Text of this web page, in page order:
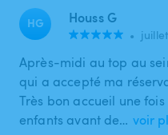
HG Houss G
•
Après-midi au top au
qui a accepté ma
Très bon accueil une
enfants avant de… voir